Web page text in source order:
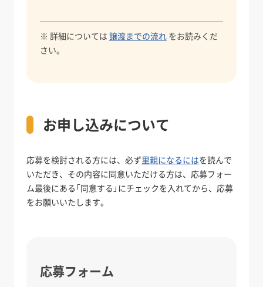
※ 詳細については 譲渡までの流れをお読みくだ
さい。
お申し込みについて
応募を検討される方には、必ず里親になるにはを読んで
いただき、その内容に同意いただける方は、応募フォー
ム最後にある「同意する」にチェックを入れてから、応募
をお願いいたします。
応募フォーム